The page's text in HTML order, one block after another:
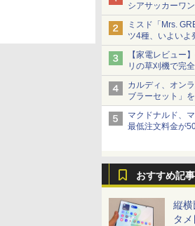
シアサッカーワ
ショーツは1990
ミスド「Mrs.
ツ4種、いよいよ
【家電レビュー
リの草刈機で完
カルディ、オン
ブラーセット」
当選無効分
マクドナルド、
最低注文料金が
おすすめ記事
縦横
タ